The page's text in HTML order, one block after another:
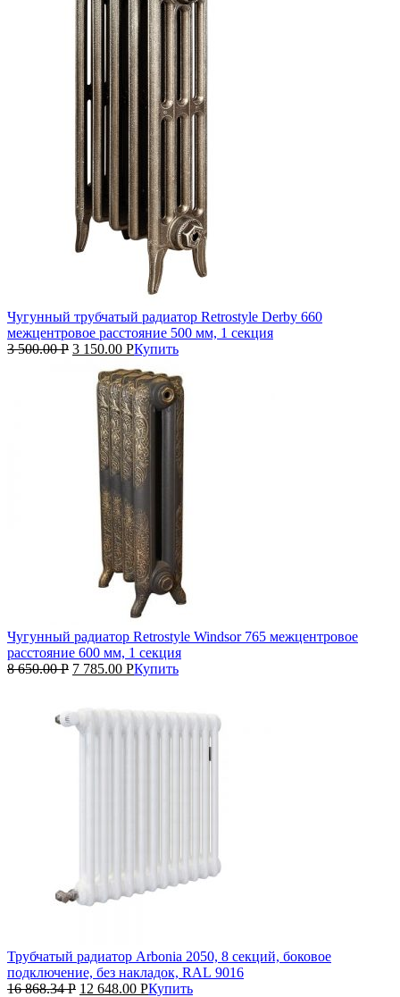
Чугунный трубчатый радиатор Retrostyle Derby 660
межцентровое расстояние 500 мм, 1 секция
3 500.00Р 3 150.00 РКупить
Чугунный радиатор Retrostyle Windsor 765 межцентровое
расстояние 600 мм, 1 секция
8 650.00Р 7 785.00 РКупить
Трубчатый радиатор Arbonia 2050, 8 секций, боковое
подключение, без накладок, RAL 9016
16 868.34Р 12 648.00 РКупить